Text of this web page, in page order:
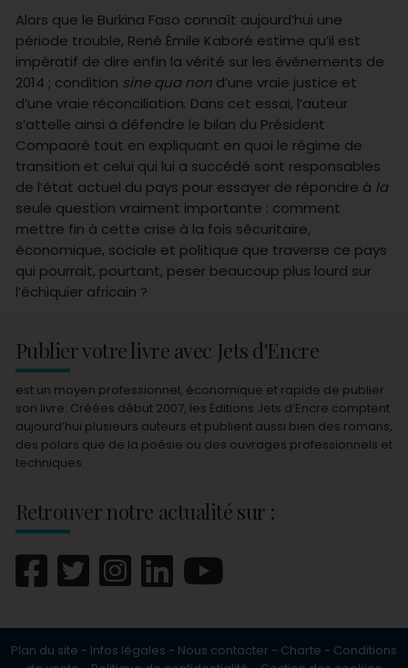
Alors que le Burkina Faso connaît aujourd’hui une
période trouble, René Émile Kaboré estime qu’il est
impératif de dire enfin la vérité sur les événements de
2014 ; condition sine qua nond’une vraie justice et
d’une vraie réconciliation. Dans cet essai, l’auteur
s’attelle ainsi à défendre le bilan du Président
Compaoré tout en expliquant en quoi le régime de
transition et celui qui lui a succédé sont responsables
de l’état actuel du pays pour essayer de répondre à la
seule question vraiment importante : comment
mettre fin à cette crise à la fois sécuritaire,
économique, sociale et politique que traverse ce pays
qui pourrait, pourtant, peser beaucoup plus lourd sur
l’échiquier africain ?
Publier votre livre avec Jets d'Encre
est un moyen professionnel, économique et rapide de publier
son livre. Créées début 2007, les Éditions Jets d’Encre comptent
aujourd’hui plusieurs auteurs et publient aussi bien des romans,
des polars que de la poésie ou des ouvrages professionnels et
techniques.
Retrouver notre actualité sur :
Plan du site - Infos légales - Nous contacter - Charte - Conditions